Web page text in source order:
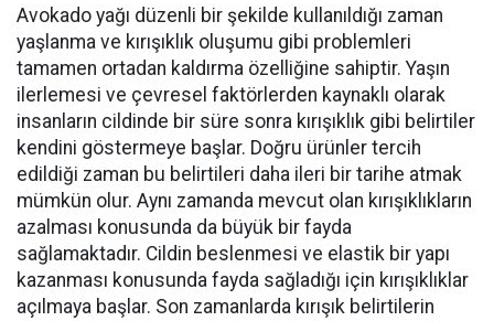
Avokado yağı düzenli bir şekilde kullanıldığı zaman
yaşlanma ve kırışıklık oluşumu gibi problemleri
tamamen ortadan kaldırma özelliğine sahiptir. Yaşın
ilerlemesi ve çevresel faktörlerden kaynaklı olarak
insanların cildinde bir süre sonra kırışıklık gibi belirtiler
kendini göstermeye başlar. Doğru ürünler tercih
edildiği zaman bu belirtileri daha ileri bir tarihe atmak
mümkün olur. Aynı zamanda mevcut olan kırışıklıkların
azalması konusunda da büyük bir fayda
sağlamaktadır. Cildin beslenmesi ve elastik bir yapı
kazanması konusunda fayda sağladığı için kırışıklıklar
açılmaya başlar. Son zamanlarda kırışık belirtilerin